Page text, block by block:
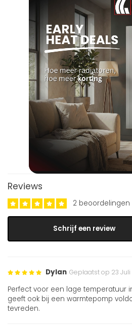
Reviews
2 beoordelingen
Schrijf een review
Dylan Geplaatst op 23 Juli
Perfect voor een lage temperatuur
geeft ook bij een warmtepomp
tevreden.